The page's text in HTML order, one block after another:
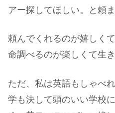
アー探してほしい。と頼
頼んでくれるのが嬉しく
命調べるのが楽しくて生
ただ、私は英語もしゃべ
学も決して頭のいい学校